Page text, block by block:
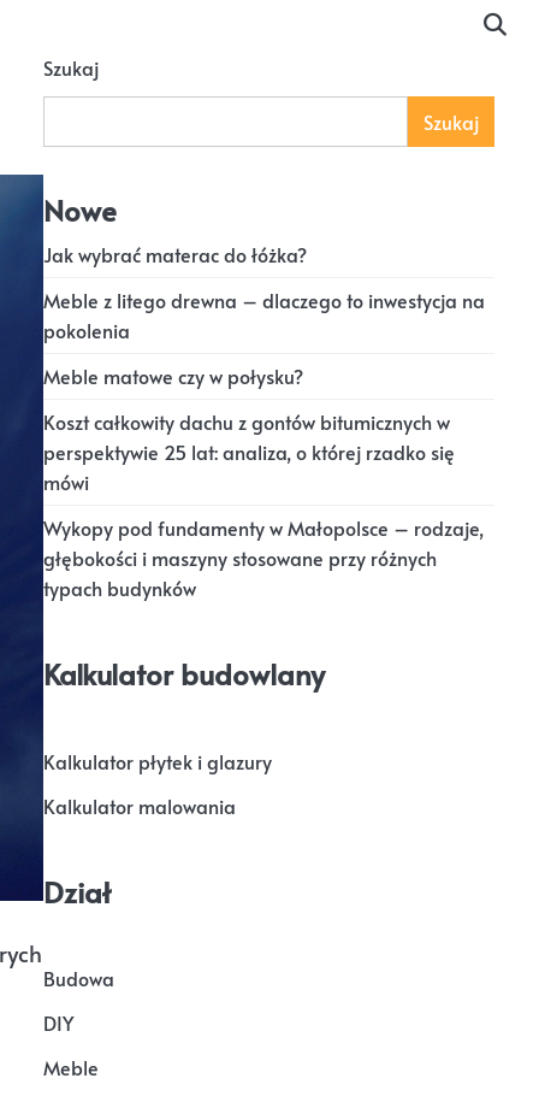
Szukaj
Szukaj
Nowe
Jak wybrać materac do łóżka?
Meble z litego drewna – dlaczego to inwestycja na
pokolenia
Meble matowe czy w połysku?
Koszt całkowity dachu z gontów bitumicznych w
perspektywie 25 lat: analiza, o której rzadko się
mówi
Wykopy pod fundamenty w Małopolsce – rodzaje,
głębokości i maszyny stosowane przy różnych
typach budynków
Kalkulator budowlany
Kalkulator płytek i glazury
Kalkulator malowania
Dział
Budowa
DIY
Meble